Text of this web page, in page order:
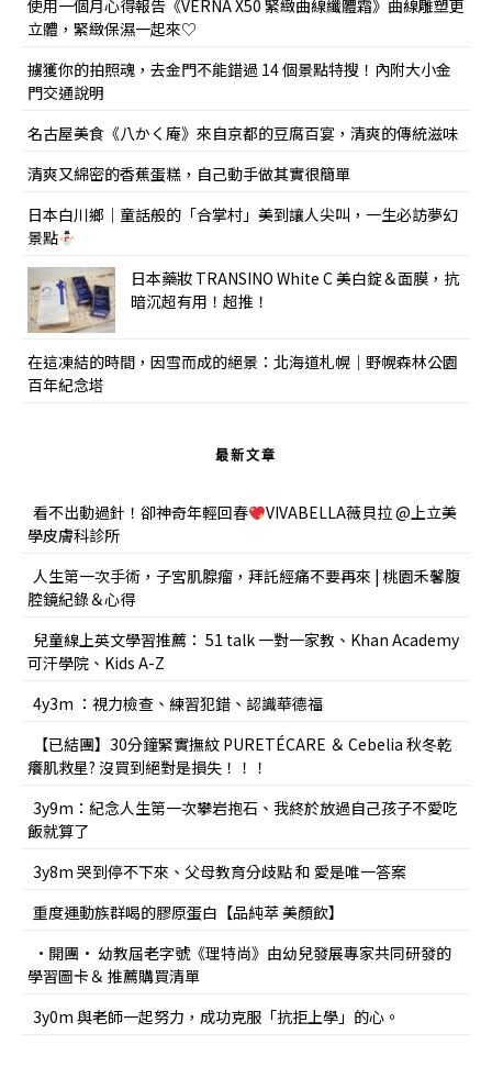
使用一個月心得報告《VERNA X50 緊緻曲線纖體霜》曲線雕塑更
立體，緊緻保濕一起來♡
擄獲你的拍照魂，去金門不能錯過 14 個景點特搜！內附大小金
門交通說明
名古屋美食《八かく庵》來自京都的豆腐百宴，清爽的傳統滋味
清爽又綿密的香蕉蛋糕，自己動手做其實很簡單
日本白川鄉｜童話般的「合掌村」美到讓人尖叫，一生必訪夢幻
景點
日本藥妝 TRANSINO White C 美白錠＆面膜，抗
暗沉超有用！超推！
在這凍結的時間，因雪而成的絕景：北海道札幌｜野幌森林公園
百年紀念塔
最新文章
看不出動過針！卻神奇年輕回春
VIVABELLA薇貝拉 @上立美
學皮膚科診所
人生第一次手術，子宮肌腺瘤，拜託經痛不要再來 | 桃園禾馨腹
腔鏡紀錄＆心得
兒童線上英文學習推薦： 51 talk 一對一家教、Khan Academy
可汗學院、Kids A-Z
4y3m ：視力檢查、練習犯錯、認識華德福
【已結團】30分鐘緊實撫紋 PURETÉCARE ＆ Cebelia 秋冬乾
癢肌救星? 沒買到絕對是損失！！！
3y9m：紀念人生第一次攀岩抱石、我終於放過自己孩子不愛吃
飯就算了
3y8m 哭到停不下來、父母教育分歧點 和 愛是唯一答案
重度運動族群喝的膠原蛋白【品純萃 美顏飲】
•開團• 幼教屆老字號《理特尚》由幼兒發展專家共同研發的
學習圖卡＆ 推薦購買清單
3y0m 與老師一起努力，成功克服「抗拒上學」的心。